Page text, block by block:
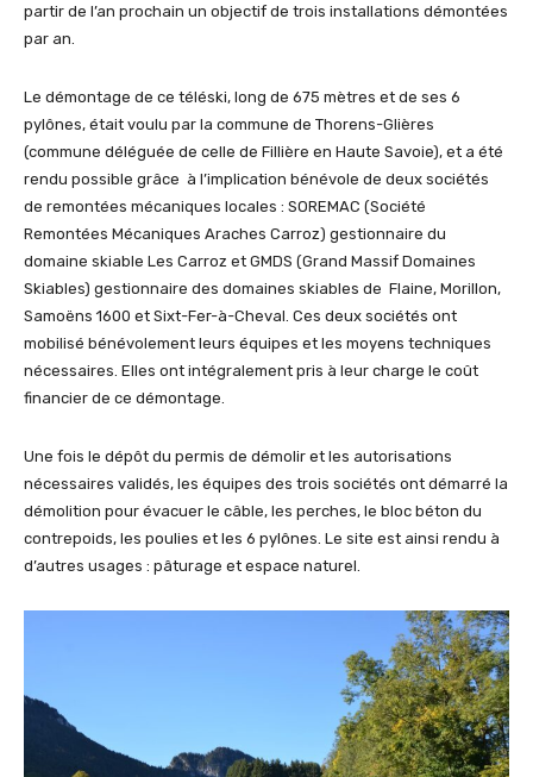
partir de l’an prochain un objectif de trois installations démontées
par an.
Le démontage de ce téléski, long de 675 mètres et de ses 6
pylônes, était voulu par la commune de Thorens-Glières
(commune déléguée de celle de Fillière en Haute Savoie), et a été
rendu possible grâce à l’implication bénévole de deux sociétés
de remontées mécaniques locales : SOREMAC (Société
Remontées Mécaniques Araches Carroz) gestionnaire du
domaine skiable Les Carroz et GMDS (Grand Massif Domaines
Skiables) gestionnaire des domaines skiables de Flaine, Morillon,
Samoëns 1600 et Sixt-Fer-à-Cheval. Ces deux sociétés ont
mobilisé bénévolement leurs équipes et les moyens techniques
nécessaires. Elles ont intégralement pris à leur charge le coût
financier de ce démontage.
Une fois le dépôt du permis de démolir et les autorisations
nécessaires validés, les équipes des trois sociétés ont démarré la
démolition pour évacuer le câble, les perches, le bloc béton du
contrepoids, les poulies et les 6 pylônes. Le site est ainsi rendu à
d’autres usages : pâturage et espace naturel.